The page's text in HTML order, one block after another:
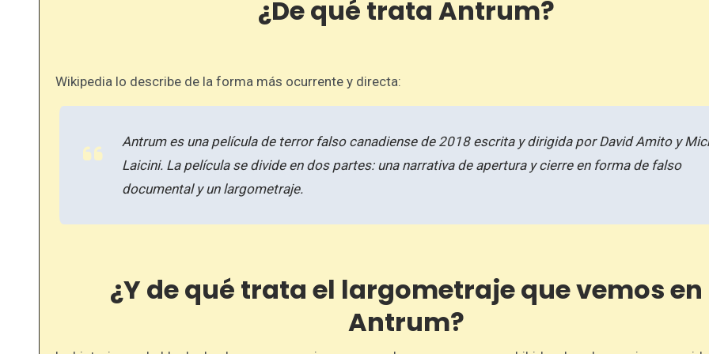
¿De qué trata Antrum?
Wikipedia lo describe de la forma más ocurrente y directa:
Antrum es una película de terror falso canadiense de 2018 escrita y dirigida por David Amito y
Laicini. La película se divide en dos partes: una narrativa de apertura y cierre en forma de falso
documental y un largometraje.
¿Y de qué trata el largometraje que vemos en
Antrum?